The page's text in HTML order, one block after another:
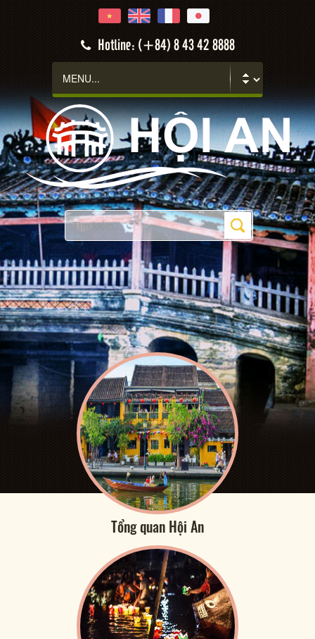
Hotline: (+84) 8 43 42 8888
Tổng quan Hội An